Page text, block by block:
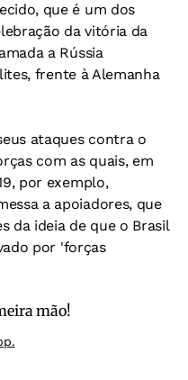
que é um dos
da vitória da
a Rússia
frente à Alemanha
ataques contra o
com as quais, em
por exemplo,
a apoiadores, que
da ideia de que o Brasil
por 'forças
mão!